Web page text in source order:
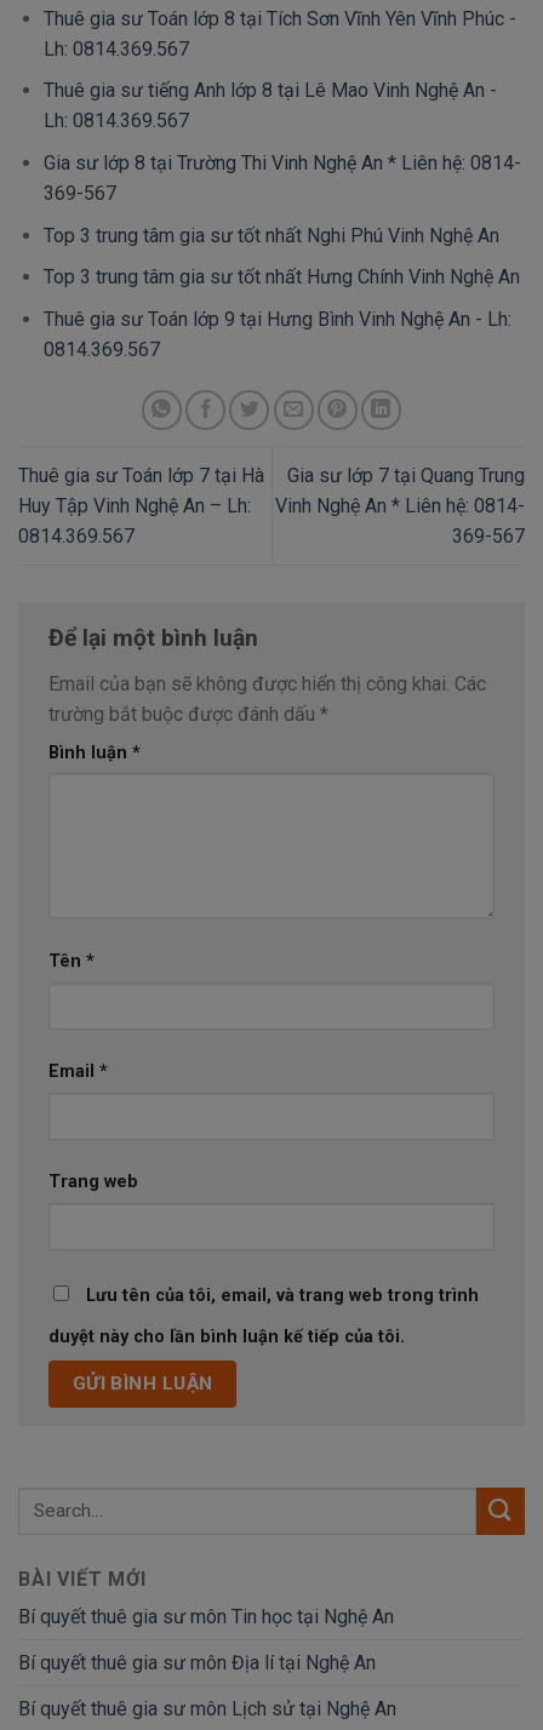
Thuê gia sư Toán lớp 8 tại Tích Sơn Vĩnh Yên Vĩnh Phúc -
Lh: 0814.369.567
Thuê gia sư tiếng Anh lớp 8 tại Lê Mao Vinh Nghệ An -
Lh: 0814.369.567
Gia sư lớp 8 tại Trường Thi Vinh Nghệ An * Liên hệ: 0814-
369-567
Top 3 trung tâm gia sư tốt nhất Nghi Phú Vinh Nghệ An
Top 3 trung tâm gia sư tốt nhất Hưng Chính Vinh Nghệ An
Thuê gia sư Toán lớp 9 tại Hưng Bình Vinh Nghệ An - Lh:
0814.369.567
Thuê gia sư Toán lớp 7 tại Hà
Huy Tập Vinh Nghệ An – Lh:
0814.369.567
Gia sư lớp 7 tại Quang Trung
Vinh Nghệ An * Liên hệ: 0814-
369-567
Để lại một bình luận
Email của bạn sẽ không được hiển thị công khai. Các
trường bắt buộc được đánh dấu *
Bình luận *
Tên *
Email *
Trang web
Lưu tên của tôi, email, và trang web trong trình
duyệt này cho lần bình luận kế tiếp của tôi.
BÀI VIẾT MỚI
Bí quyết thuê gia sư môn Tin học tại Nghệ An
Bí quyết thuê gia sư môn Địa lí tại Nghệ An
Bí quyết thuê gia sư môn Lịch sử tại Nghệ An